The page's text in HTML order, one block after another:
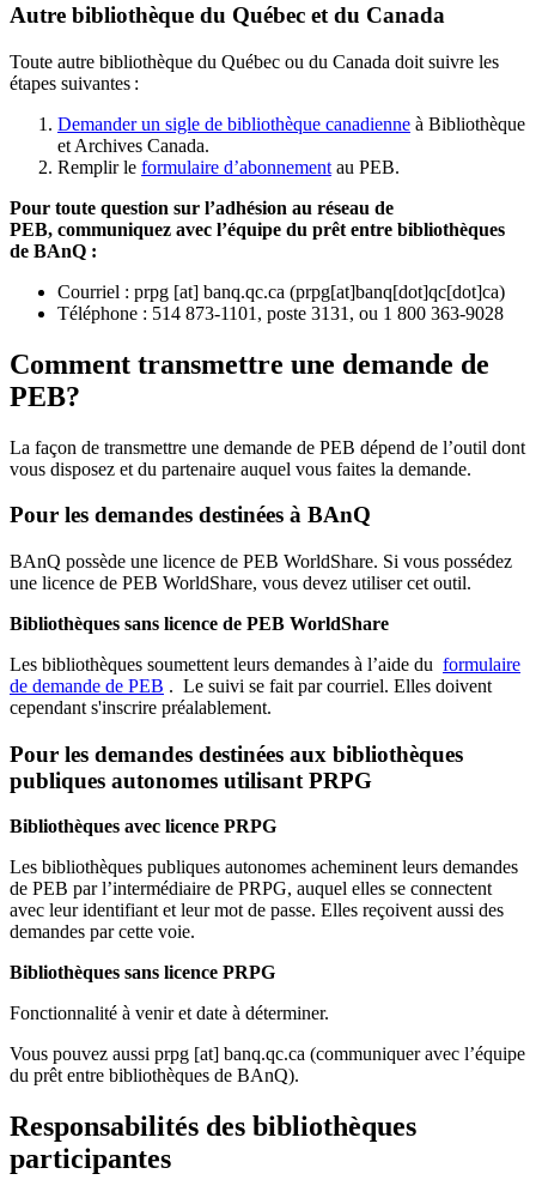
Autre bibliothèque du Québec et du Canada
Toute autre bibliothèque du Québec ou du Canada doit suivre les
étapes suivantes :
Demander un sigle de bibliothèque canadienne à Bibliothèque
et Archives Canada.
Remplir le formulaire d’abonnement au PEB.
Pour toute question sur l’adhésion au réseau de
PEB, communiquez avec l’équipe du prêt entre bibliothèques
de BAnQ :
Courriel : prpg [at] banq.qc.ca (prpg[at]banq[dot]qc[dot]ca)
Téléphone : 514 873-1101, poste 3131, ou 1 800 363-9028
Comment transmettre une demande de
PEB?
La façon de transmettre une demande de PEB dépend de l’outil dont
vous disposez et du partenaire auquel vous faites la demande.
Pour les demandes destinées à BAnQ
BAnQ possède une licence de PEB WorldShare. Si vous possédez
une licence de PEB WorldShare, vous devez utiliser cet outil.
Bibliothèques sans licence de PEB WorldShare
Les bibliothèques soumettent leurs demandes à l’aide du formulaire
de demande de PEB . Le suivi se fait par courriel. Elles doivent
cependant s'inscrire préalablement.
Pour les demandes destinées aux bibliothèques
publiques autonomes utilisant PRPG
Bibliothèques avec licence PRPG
Les bibliothèques publiques autonomes acheminent leurs demandes
de PEB par l’intermédiaire de PRPG, auquel elles se connectent
avec leur identifiant et leur mot de passe. Elles reçoivent aussi des
demandes par cette voie.
Bibliothèques sans licence PRPG
Fonctionnalité à venir et date à déterminer.
Vous pouvez aussi prpg [at] banq.qc.ca (communiquer avec l’équipe
du prêt entre bibliothèques de BAnQ).
Responsabilités des bibliothèques
participantes